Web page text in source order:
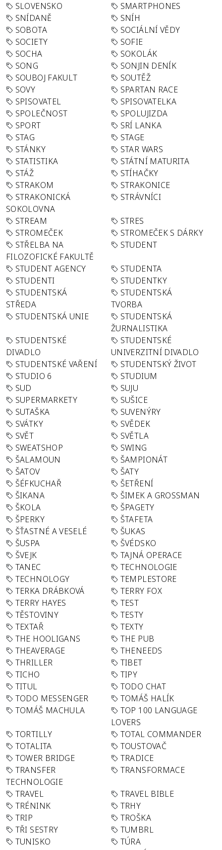
SLOVENSKO
SMARTPHONES
SNÍDANĚ
SNÍH
SOBOTA
SOCIÁLNÍ VĚDY
SOCIETY
SOFIE
SOCHA
SOKOLÁK
SONG
SONJIN DENÍK
SOUBOJ FAKULT
SOUTĚŽ
SOVY
SPARTAN RACE
SPISOVATEL
SPISOVATELKA
SPOLEČNOST
SPOLUJIZDA
SPORT
SRÍ LANKA
STAG
STAGE
STÁNKY
STAR WARS
STATISTIKA
STÁTNÍ MATURITA
STÁŽ
STÍHAČKY
STRAKOM
STRAKONICE
STRAKONICKÁ
SOKOLOVNA
STRÁVNÍCI
STREAM
STRES
STROMEČEK
STROMEČEK S DÁRKY
STŘELBA NA
FILOZOFICKÉ FAKULTĚ
STUDENT
STUDENT AGENCY
STUDENTA
STUDENTI
STUDENTKY
STUDENTSKÁ
STŘEDA
STUDENTSKÁ
TVORBA
STUDENTSKÁ UNIE
STUDENTSKÁ
ŽURNALISTIKA
STUDENTSKÉ
DIVADLO
STUDENTSKÉ
UNIVERZITNÍ DIVADLO
STUDENTSKÉ VAŘENÍ
STUDENTSKÝ ŽIVOT
STUDIO 6
STUDIUM
SUD
SUJU
SUPERMARKETY
SUŠICE
SUTAŠKA
SUVENÝRY
SVÁTKY
SVĚDEK
SVĚT
SVĚTLA
SWEATSHOP
SWING
ŠALAMOUN
ŠAMPIONÁT
ŠATOV
ŠATY
ŠÉFKUCHAŘ
ŠETŘENÍ
ŠIKANA
ŠIMEK A GROSSMAN
ŠKOLA
ŠPAGETY
ŠPERKY
ŠTAFETA
ŠŤASTNÉ A VESELÉ
ŠUKAS
ŠUSPA
ŠVÉDSKO
ŠVEJK
TAJNÁ OPERACE
TANEC
TECHNOLOGIE
TECHNOLOGY
TEMPLESTORE
TERKA DRÁBKOVÁ
TERRY FOX
TERRY HAYES
TEST
TĚSTOVINY
TESTY
TEXTAŘ
TEXTY
THE HOOLIGANS
THE PUB
THEAVERAGE
THENEEDS
THRILLER
TIBET
TICHO
TIPY
TITUL
TODO CHAT
TODO MESSENGER
TOMÁŠ HALÍK
TOMÁŠ MACHULA
TOP 100 LANGUAGE
LOVERS
TORTILLY
TOTAL COMMANDER
TOTALITA
TOUSTOVAČ
TOWER BRIDGE
TRADICE
TRANSFER
TECHNOLOGIE
TRANSFORMACE
TRAVEL
TRAVEL BIBLE
TRÉNINK
TRHY
TRIP
TROŠKA
TŘI SESTRY
TUMBRL
TUNISKO
TÚRA